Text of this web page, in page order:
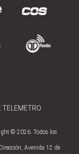
TELEMETRO
© 2026. Todos los
Avenida 12 de